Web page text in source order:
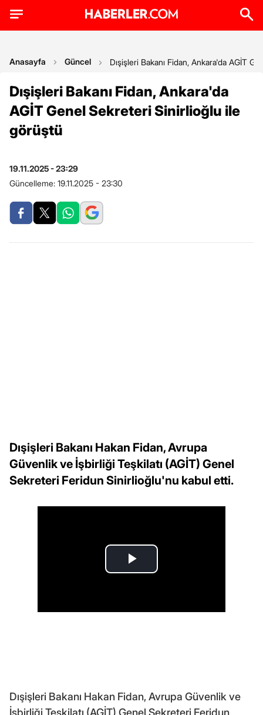
Anasayfa Güncel Dışişleri Bakanı Fidan, Ankara'da AGİT
Dışişleri Bakanı Fidan, Ankara'da
AGİT Genel Sekreteri Sinirlioğlu ile
görüştü
19.11.2025 - 23:29
Güncelleme: 19.11.2025 - 23:30
Dışişleri Bakanı Hakan Fidan, Avrupa
Güvenlik ve İşbirliği Teşkilatı (AGİT) Genel
Sekreteri Feridun Sinirlioğlu'nu kabul etti.
Dışişleri Bakanı Hakan Fidan, Avrupa Güvenlik ve
İşbirliği Teşkilatı (AGİT) Genel Sekreteri Feridun